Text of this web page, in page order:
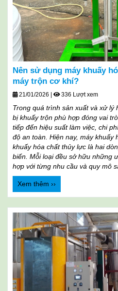
Nên sử dụng máy khuấy
máy trộn cơ khí?
21/01/2026 | 336 Lượt xem
Trong quá trình sản xuất và xử lý
bị khuấy trộn phù hợp đóng vai
tiếp đến hiệu suất làm việc, chi
độ an toàn. Hiện nay, máy khuấy
khuấy hóa chất thủy lực là hai
biến. Mỗi loại đều sở hữu những
hợp với từng nhu cầu và quy mô
Xem thêm ››